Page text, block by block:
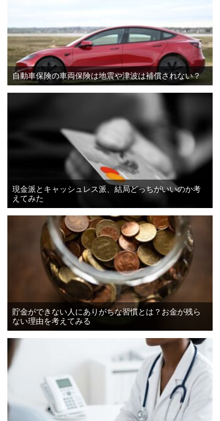
自動車保険の車両保険は地震や津波は補償されない？
現金派とキャッシュレス派、結局どっちがいいのか考
えてみた
貯金ができない人にありがちな習慣とは？お金が残ら
ない理由を考えてみる